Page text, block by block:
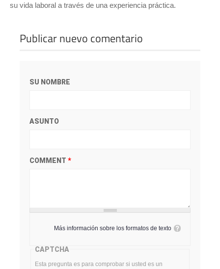
su vida laboral a través de una experiencia práctica.
Publicar nuevo comentario
SU NOMBRE
ASUNTO
COMMENT *
Más información sobre los formatos de texto
CAPTCHA
Esta pregunta es para comprobar si usted es un